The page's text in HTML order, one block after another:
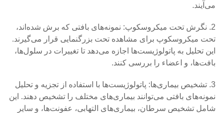
می‌آیند.
2. نگرش تحت میکروسکوپ: نمونه‌های بافتی که برش شده‌اند،
تحت میکروسکوپ برای مشاهده تحت بزرگنمایی قرار می‌گیرند.
این تحلیل به پاتولوژیست‌ها اجازه می‌دهد تا تغییرات در سلول‌ها،
بافت‌ها، و اعضاء را بررسی کنند.
3. تشخیص بیماری‌ها: پاتولوژیست‌ها با استفاده از تجزیه و تحلیل
نمونه‌های بافتی می‌توانند بیماری‌های مختلف را تشخیص دهند. این
شامل تشخیص سرطان، بیماری‌های التهابی، عفونت‌ها، و سایر